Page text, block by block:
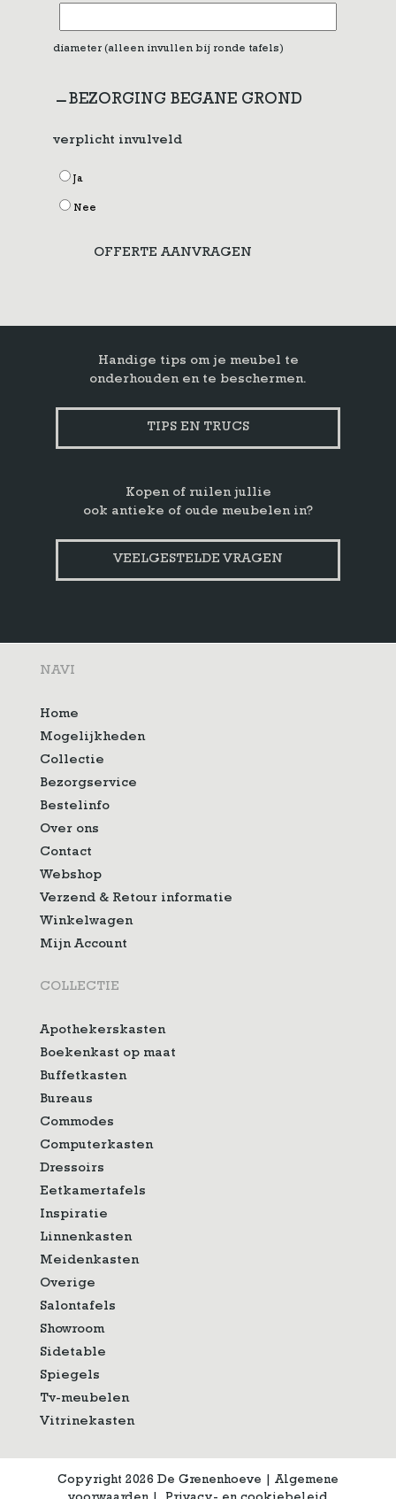
diameter (alleen invullen bij ronde tafels)
BEZORGING BEGANE GROND
verplicht invulveld
Ja
Nee
OFFERTE AANVRAGEN
Handige tips om je meubel te
onderhouden en te beschermen.
TIPS EN TRUCS
Kopen of ruilen jullie
ook antieke of oude meubelen in?
VEELGESTELDE VRAGEN
NAVI
Home
Mogelijkheden
Collectie
Bezorgservice
Bestelinfo
Over ons
Contact
Webshop
Verzend & Retour informatie
Winkelwagen
Mijn Account
COLLECTIE
Apothekerskasten
Boekenkast op maat
Buffetkasten
Bureaus
Commodes
Computerkasten
Dressoirs
Eetkamertafels
Inspiratie
Linnenkasten
Meidenkasten
Overige
Salontafels
Showroom
Sidetable
Spiegels
Tv-meubelen
Vitrinekasten
Copyright 2026 De Grenenhoeve
Algemene